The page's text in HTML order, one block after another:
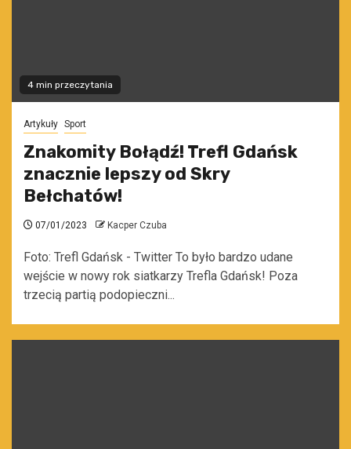
4 min przeczytania
Artykuły Sport
Znakomity Bołądź! Trefl Gdańsk
znacznie lepszy od Skry
Bełchatów!
07/01/2023 Kacper Czuba
Foto: Trefl Gdańsk - Twitter To było bardzo udane
wejście w nowy rok siatkarzy Trefla Gdańsk! Poza
trzecią partią podopieczni...